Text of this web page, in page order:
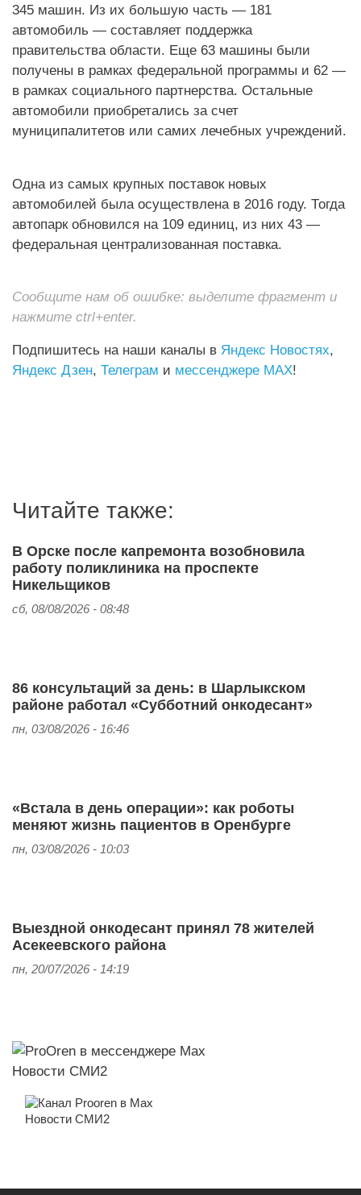
345 машин. Из их большую часть — 181
автомобиль — составляет поддержка
правительства области. Еще 63 машины были
получены в рамках федеральной программы и 62 —
в рамках социального партнерства. Остальные
автомобили приобретались за счет
муниципалитетов или самих лечебных учреждений.
Одна из самых крупных поставок новых
автомобилей была осуществлена в 2016 году. Тогда
автопарк обновился на 109 единиц, из них 43 —
федеральная централизованная поставка.
Сообщите нам об ошибке: выделите фрагмент и
нажмите ctrl+enter.
Подпишитесь на наши каналы в Яндекс Новостях,
Яндекс Дзен, Телеграм и мессенджере MAX!
Читайте также:
В Орске после капремонта возобновила
работу поликлиника на проспекте
Никельщиков
сб, 08/08/2026 - 08:48
86 консультаций за день: в Шарлыкском
районе работал «Субботний онкодесант»
пн, 03/08/2026 - 16:46
«Встала в день операции»: как роботы
меняют жизнь пациентов в Оренбурге
пн, 03/08/2026 - 10:03
Выездной онкодесант принял 78 жителей
Асекеевского района
пн, 20/07/2026 - 14:19
Новости СМИ2
Новости СМИ2